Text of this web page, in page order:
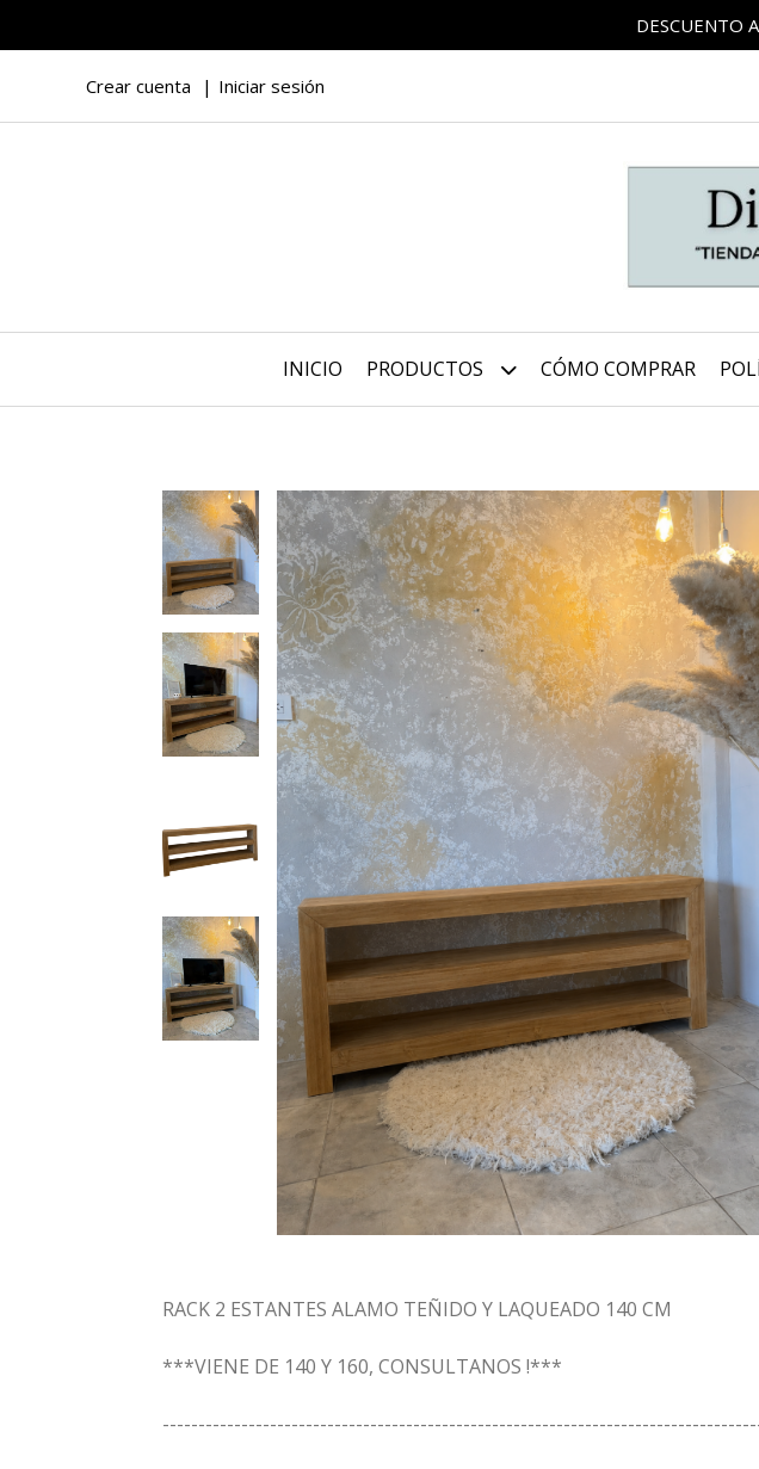
DESCUENTO
Crear cuenta Iniciar sesión
INICIO PRODUCTOS CÓMO COMPRAR
RACK 2 ESTANTES ALAMO TEÑIDO Y LAQUEADO 140 CM
***VIENE DE 140 Y 160, CONSULTANOS !***